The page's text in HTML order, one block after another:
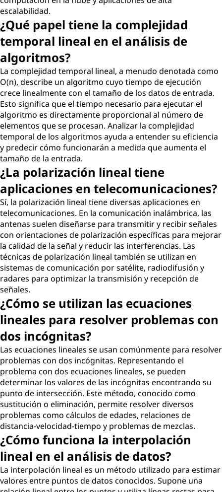
escalabilidad.
¿Qué papel tiene la complejidad
temporal lineal en el análisis de
algoritmos?
La complejidad temporal lineal, a menudo denotada como
O(n), describe un algoritmo cuyo tiempo de ejecución
crece linealmente con el tamaño de los datos de entrada.
Esto significa que el tiempo necesario para ejecutar el
algoritmo es directamente proporcional al número de
elementos que se procesan. Analizar la complejidad
temporal de los algoritmos ayuda a entender su eficiencia
y predecir cómo funcionarán a medida que aumenta el
tamaño de la entrada.
¿La polarización lineal tiene
aplicaciones en telecomunicaciones?
Sí, la polarización lineal tiene diversas aplicaciones en
telecomunicaciones. En la comunicación inalámbrica, las
antenas suelen diseñarse para transmitir y recibir señales
con orientaciones de polarización específicas para mejorar
la calidad de la señal y reducir las interferencias. Las
técnicas de polarización lineal también se utilizan en
sistemas de comunicación por satélite, radiodifusión y
radares para optimizar la transmisión y recepción de
señales.
¿Cómo se utilizan las ecuaciones
lineales para resolver problemas con
dos incógnitas?
Las ecuaciones lineales se usan comúnmente para resolver
problemas con dos incógnitas. Representando el
problema con dos ecuaciones lineales, se pueden
determinar los valores de las incógnitas encontrando su
punto de intersección. Este método, conocido como
sustitución o eliminación, permite resolver diversos
problemas como cálculos de edades, relaciones de
distancia-velocidad-tiempo y problemas de mezclas.
¿Cómo funciona la interpolación
lineal en el análisis de datos?
La interpolación lineal es un método utilizado para estimar
valores entre puntos de datos conocidos. Supone una